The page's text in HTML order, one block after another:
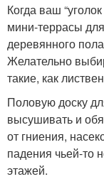
Когда ваш
мини-террасы
деревянного
Желательно
такие, как
Половую доску
высушивать и
от гниения,
падения чьей-то
этажей.